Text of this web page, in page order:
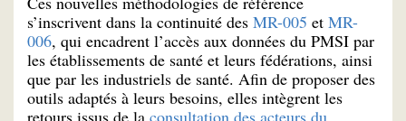
s’inscrivent dans la continuité des MR-005 et MR-
006, qui encadrent l’accès aux données du PMSI par
les établissements de santé et leurs fédérations, ainsi
que par les industriels de santé. Afin de proposer des
outils adaptés à leurs besoins, elles intègrent les
retours issus de la consultation des acteurs du